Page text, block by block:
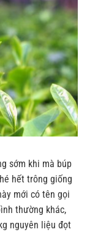
sớm khi mà búp
hết trông giống
mới có tên gọi
thường khác,
nguyên liệu đọt